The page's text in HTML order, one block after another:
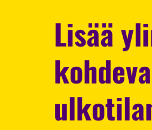
Lisää